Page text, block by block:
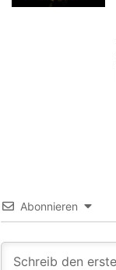
Abonnieren